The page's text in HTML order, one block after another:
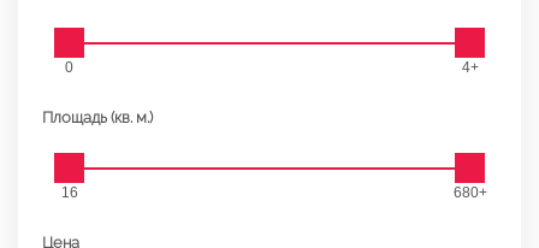
0 4+
Площадь (кв. м.)
16 680+
Цена